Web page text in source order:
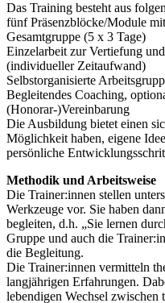
Das Training besteht aus
fünf Präsenzblöcke/Module
Gesamtgruppe (5 x 3 Tage)
Einzelarbeit zur Vertiefung
(individueller Zeitaufwand)
Selbstorganisierte
Begleitendes Coaching,
(Honorar-)Vereinbarung
Die Ausbildung bietet einen
Möglichkeit haben, eigene
persönliche
Methodik und Arbeitsweise
Die Trainer:innen stellen
Werkzeuge vor. Sie haben
begleiten, d.h. „Sie lernen
Gruppe und auch die
die Begleitung.
Die Trainer:innen vermitteln
langjährigen Erfahrungen.
lebendigen Wechsel zwischen